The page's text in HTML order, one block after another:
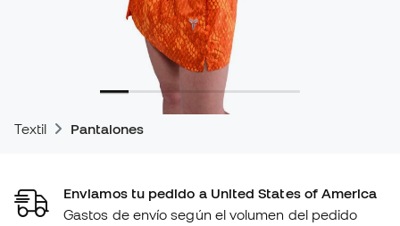
Textil Pantalones
Enviamos tu pedido a United States of America
Gastos de envío según el volumen del pedido